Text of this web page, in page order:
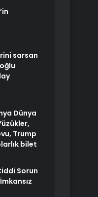
sarsan
Dünya
Trump
bilet
Sorun